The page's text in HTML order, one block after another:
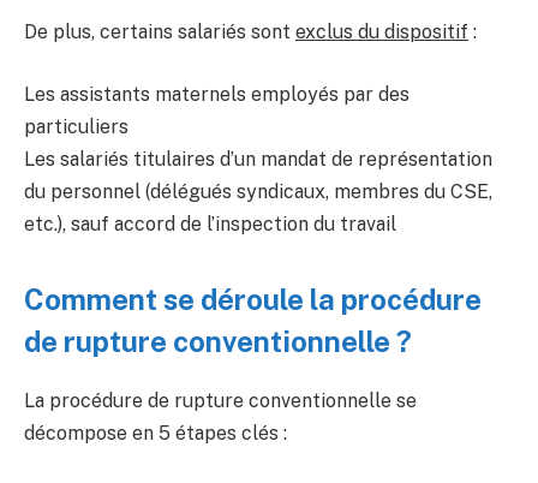
De plus, certains salariés sont exclus du dispositif :
Les assistants maternels employés par des
particuliers
Les salariés titulaires d’un mandat de représentation
du personnel (délégués syndicaux, membres du CSE,
etc.), sauf accord de l’inspection du travail
Comment se déroule la procédure
de rupture conventionnelle ?
La procédure de rupture conventionnelle se
décompose en 5 étapes clés :